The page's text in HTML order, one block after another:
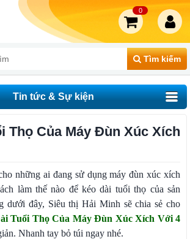
Tìm kiếm
0
Tin tức & Sự kiện
Thọ Của Máy Đùn Xúc Xích
những ai đang sử dụng máy đùn xúc xích
làm thế nào để kéo dài tuổi thọ của sản
dưới đây, Siêu thị Hải Minh sẽ chia sẻ cho
Tuổi Thọ Của Máy Đùn Xúc Xích Với 4
Nhanh tay bỏ túi ngay nhé.